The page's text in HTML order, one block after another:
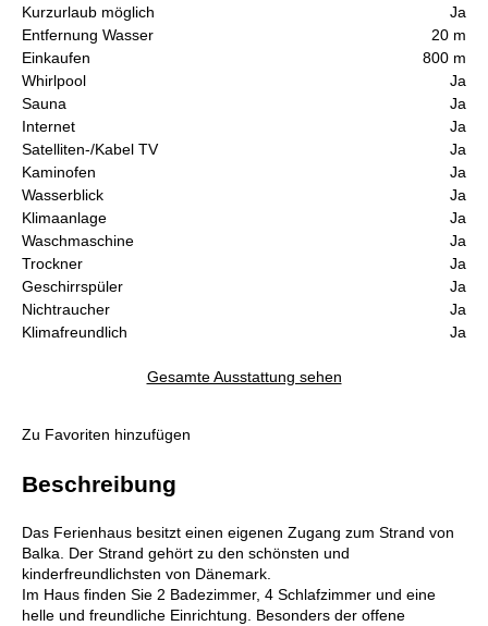
Kurzurlaub möglich
Ja
Entfernung Wasser
20 m
Einkaufen
800 m
Whirlpool
Ja
Sauna
Ja
Internet
Ja
Satelliten-/Kabel TV
Ja
Kaminofen
Ja
Wasserblick
Ja
Klimaanlage
Ja
Waschmaschine
Ja
Trockner
Ja
Geschirrspüler
Ja
Nichtraucher
Ja
Klimafreundlich
Ja
Gesamte Ausstattung sehen
Zu Favoriten hinzufügen
Beschreibung
Das Ferienhaus besitzt einen eigenen Zugang zum Strand von
Balka. Der Strand gehört zu den schönsten und
kinderfreundlichsten von Dänemark.
Im Haus finden Sie 2 Badezimmer, 4 Schlafzimmer und eine
helle und freundliche Einrichtung. Besonders der offene